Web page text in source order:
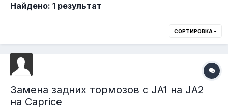
Найдено: 1 результат
СОРТИРОВКА
Замена задних тормозов с JA1 на JA2
на Caprice